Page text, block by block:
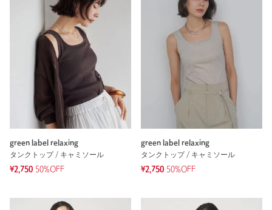
green label relaxing
タンクトップ / キャミソール
¥2,750 50%OFF
green label relaxing
タンクトップ / キャミソール
¥2,750 50%OFF